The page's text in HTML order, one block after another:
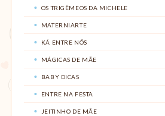
OS TRIGÊMEOS DA MICHELE
MATERNIARTE
KÁ ENTRE NÓS
MÁGICAS DE MÃE
BABY DICAS
ENTRE NA FESTA
JEITINHO DE MÃE